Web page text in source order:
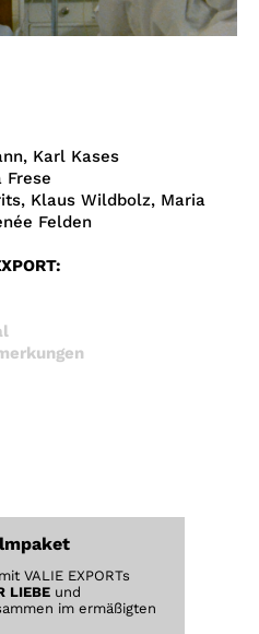
Karl Kases
Frese
Klaus Wildbolz, Maria
Felden
VALIE EXPORTs
LIEBE und
im ermäßigten